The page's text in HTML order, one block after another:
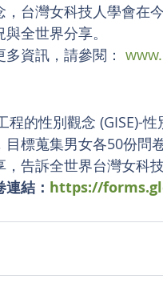
，台灣女科技人學會在
全世界分享。
資訊，請參閱：
程的性別觀念 (GISE)-
目標蒐集男女各50份問
告訴全世界台灣女科
結： https://